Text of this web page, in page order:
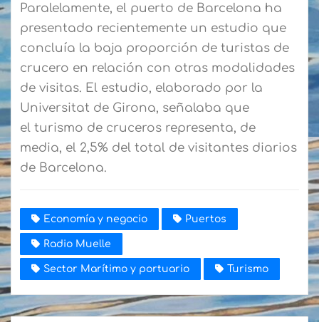
Paralelamente, el puerto de Barcelona ha
presentado recientemente un estudio que
concluía la baja proporción de turistas de
crucero en relación con otras modalidades
de visitas. El estudio, elaborado por la
Universitat de Girona, señalaba que
el turismo de cruceros representa, de
media, el 2,5% del total de visitantes diarios
de Barcelona.
Economía y negocio Puertos
Radio Muelle
Sector Marítimo y portuario Turismo